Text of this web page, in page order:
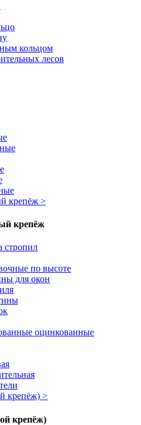
кольцом
лесов
крепёж >
крепёж
стропил
по высоте
для окон
оцинкованные
крепёж) >
крепёж)